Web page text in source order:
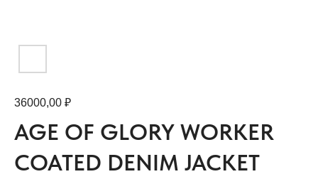
AGE OF GLORY WORKER
COATED DENIM JACKET
36000,00 ₽